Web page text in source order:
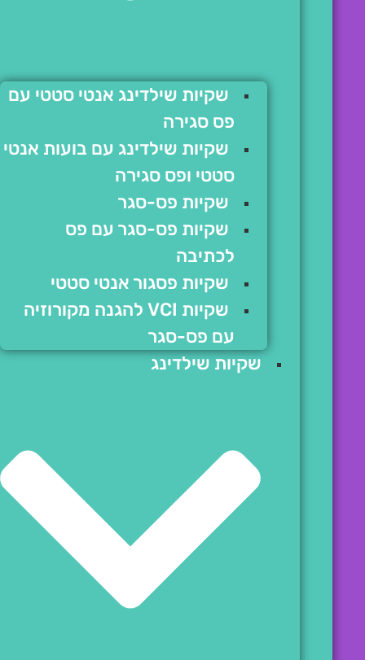
שקיות שילדינג אנטי סטטי עם
פס סגירה
שקיות שילדינג עם בועות אנטי
סטטי ופס סגירה
שקיות פס-סגר
שקיות פס-סגר עם פס
לכתיבה
שקיות פסגור אנטי סטטי
שקיות VCI להגנה מקורוזיה
עם פס-סגר
שקיות שילדינג